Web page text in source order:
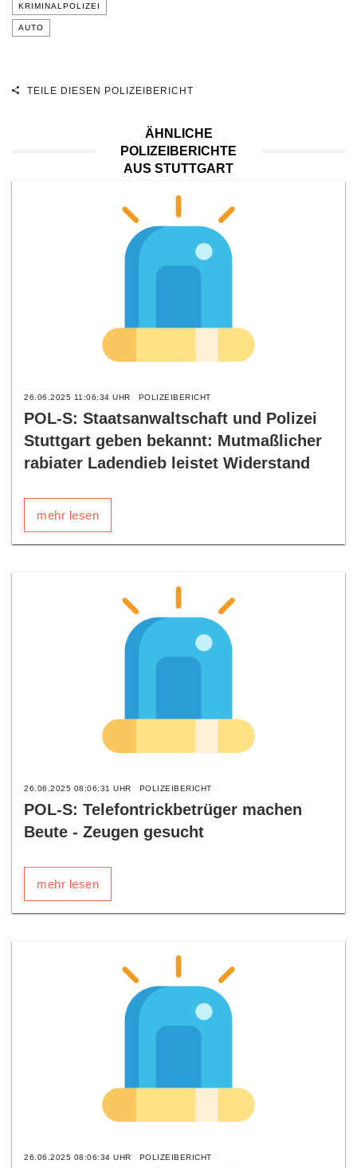
KRIMINALPOLIZEI
AUTO
TEILE DIESEN POLIZEIBERICHT
ÄHNLICHE
POLIZEIBERICHTE
AUS STUTTGART
26.06.2025 11:06:34 UHR POLIZEIBERICHT
POL-S: Staatsanwaltschaft und Polizei
Stuttgart geben bekannt: Mutmaßlicher
rabiater Ladendieb leistet Widerstand
mehr lesen
26.06.2025 08:06:31 UHR POLIZEIBERICHT
POL-S: Telefontrickbetrüger machen
Beute - Zeugen gesucht
mehr lesen
26.06.2025 08:06:34 UHR POLIZEIBERICHT